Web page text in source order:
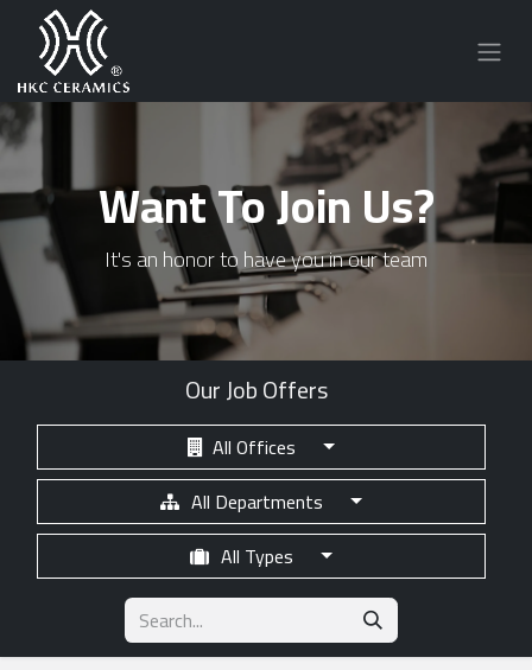
Want To Join Us?
It's an honor to have you in our team
Our Job Offers
All Offices
All Departments
All Types